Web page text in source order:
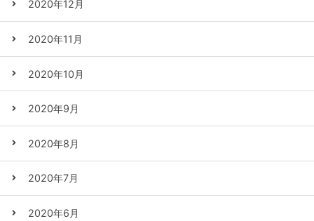
2020年12月
2020年11月
2020年10月
2020年9月
2020年8月
2020年7月
2020年6月